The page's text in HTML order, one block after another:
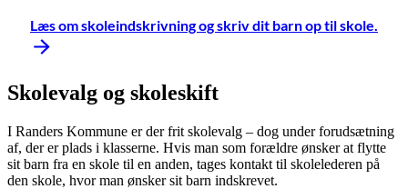
Læs om skoleindskrivning og skriv dit barn op til skole.
Skolevalg og skoleskift
I Randers Kommune er der frit skolevalg – dog under forudsætning
af, der er plads i klasserne. Hvis man som forældre ønsker at flytte
sit barn fra en skole til en anden, tages kontakt til skolelederen på
den skole, hvor man ønsker sit barn indskrevet.